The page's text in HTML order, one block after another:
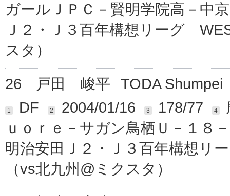
ガールＪＰＣ－賢明学院高－中
Ｊ２・Ｊ３百年構想リーグ
スタ）
26
戸田 峻平 TODA Shumpei
1 DF 2 2004/01/16 3 178/77 4
ｕｏｒｅ－サガン鳥栖Ｕ－１８
明治安田Ｊ２・Ｊ３百年構想リ
（vs北九州@ミクスタ）